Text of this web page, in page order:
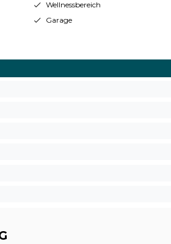
Wellnessbereich
Garage